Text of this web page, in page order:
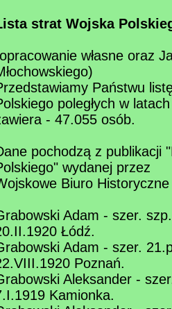
strat Wojska
własne oraz
Państwu
poległych w
- 47.055 osób.
pochodzą z publikacji
wydanej przez
Biuro
Adam - szer.
Łódź.
Adam - szer.
Poznań.
Aleksander -
Kamionka.